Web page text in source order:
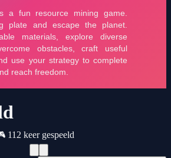
112 keer gespeeld